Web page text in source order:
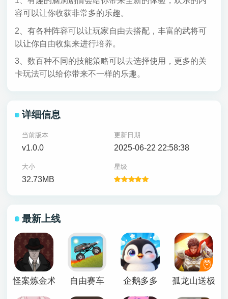
容可以让你收获非常多的乐趣。
2、有各种阵容可以让玩家自由去搭配，丰富的武将可
以让你自由收集来进行培养。
3、数百种不同的技能策略可以去选择使用，更多的关
卡玩法可以给你带来不一样的乐趣。
详细信息
当前版本
v1.0.0
更新日期
2025-06-22 22:58:38
大小
32.73MB
星级
最新上线
怪案炼金术师 自由赛车 企鹅多多 孤龙山送极品